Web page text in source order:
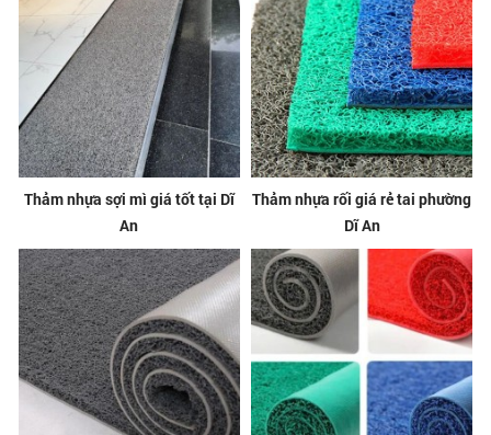
Thảm nhựa sợi mì giá tốt tại Dĩ
An
Thảm nhựa rối giá rẻ tai phường
Dĩ An